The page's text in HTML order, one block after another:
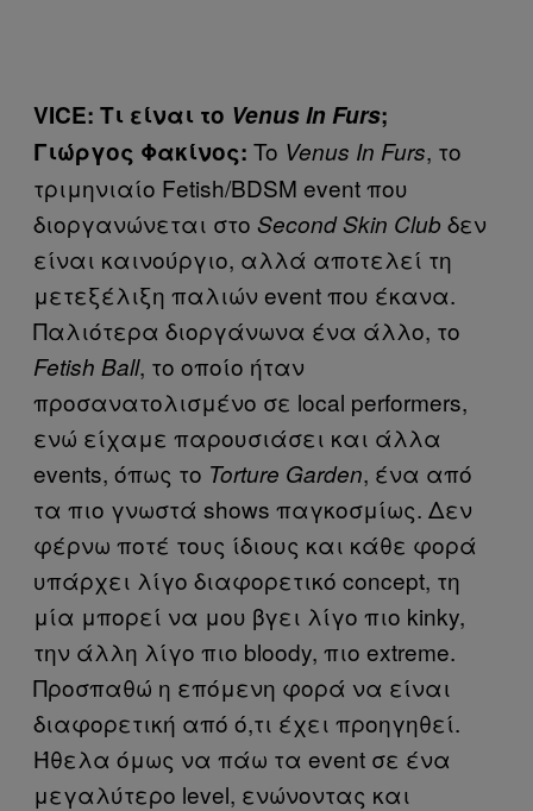
VICE: Τι είναι το Venus In Furs;
Γιώργος Φακίνος: To Venus In Furs, το
τριμηνιαίο Fetish/BDSM event που
διοργανώνεται στο Second Skin Club δεν
είναι καινούργιο, αλλά αποτελεί τη
μετεξέλιξη παλιών event που έκανα.
Παλιότερα διοργάνωνα ένα άλλο, το
Fetish Ball, το οποίο ήταν
προσανατολισμένο σε local performers,
ενώ είχαμε παρουσιάσει και άλλα
events, όπως το Torture Garden, ένα από
τα πιο γνωστά shows παγκοσμίως. Δεν
φέρνω ποτέ τους ίδιους και κάθε φορά
υπάρχει λίγο διαφορετικό concept, τη
μία μπορεί να μου βγει λίγο πιο kinky,
την άλλη λίγο πιο bloody, πιο extreme.
Προσπαθώ η επόμενη φορά να είναι
διαφορετική από ό,τι έχει προηγηθεί.
Ήθελα όμως να πάω τα event σε ένα
μεγαλύτερο level, ενώνοντας και